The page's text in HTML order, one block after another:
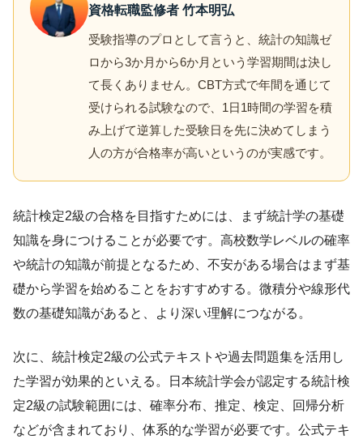
資格転職監修者 竹本明弘
受験指導のプロとして言うと、統計の知識ゼ
ロから3か月から6か月という学習期間は決し
て長くありません。CBT方式で年間を通じて
受けられる試験なので、1日1時間の学習を積
み上げて逆算した受験日を先に決めてしまう
人の方が合格率が高いというのが実感です。
統計検定2級の合格を目指すためには、まず統計学の基礎
知識を身につけることが必要です。高校数学レベルの確率
や統計の知識が前提となるため、不安がある場合はまず基
礎から学習を始めることをおすすめする。微積分や線形代
数の基礎知識があると、より深い理解につながる。
次に、統計検定2級の公式テキストや過去問題集を活用し
た学習が効果的といえる。日本統計学会が認定する統計検
定2級の試験範囲には、確率分布、推定、検定、回帰分析
などが含まれており、体系的な学習が必要です。公式テキ